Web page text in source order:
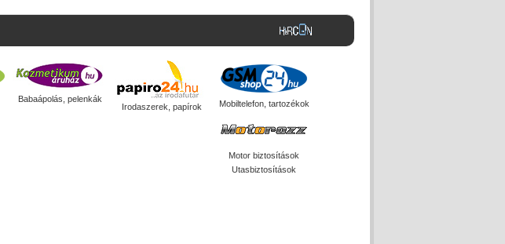
Babaápolás, pelenkák
Irodaszerek, papírok
Mobiltelefon, tartozékok
Motor biztosítások
Utasbiztosítások